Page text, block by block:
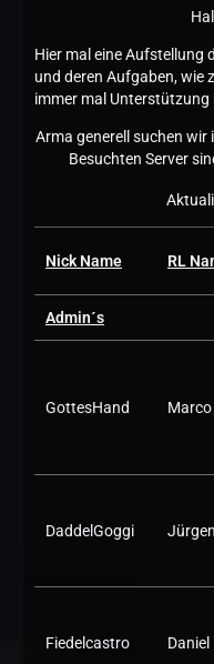
Hier mal eine Aufstellung
und deren Aufgaben, wie
immer mal
Arma generell suchen
Besuchten Server
Nick Name RL
Admin´s
GottesHand Marco
DaddelGoggi Jürgen
Fiedelcastro Daniel